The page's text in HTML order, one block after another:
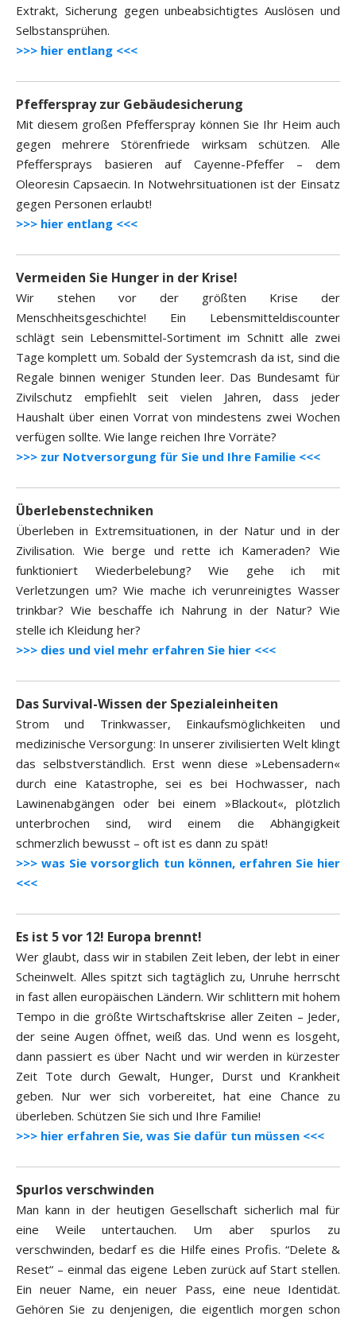
Extrakt, Sicherung gegen unbeabsichtigtes Auslösen und
Selbstansprühen.
>>> hier entlang <<<
Pfefferspray zur Gebäudesicherung
Mit diesem großen Pfefferspray können Sie Ihr Heim auch
gegen mehrere Störenfriede wirksam schützen. Alle
Pfeffersprays basieren auf Cayenne-Pfeffer – dem
Oleoresin Capsaecin. In Notwehrsituationen ist der Einsatz
gegen Personen erlaubt!
>>> hier entlang <<<
Vermeiden Sie Hunger in der Krise!
Wir stehen vor der größten Krise der
Menschheitsgeschichte! Ein Lebensmitteldiscounter
schlägt sein Lebensmittel-Sortiment im Schnitt alle zwei
Tage komplett um. Sobald der Systemcrash da ist, sind die
Regale binnen weniger Stunden leer. Das Bundesamt für
Zivilschutz empfiehlt seit vielen Jahren, dass jeder
Haushalt über einen Vorrat von mindestens zwei Wochen
verfügen sollte. Wie lange reichen Ihre Vorräte?
>>> zur Notversorgung für Sie und Ihre Familie <<<
Überlebenstechniken
Überleben in Extremsituationen, in der Natur und in der
Zivilisation. Wie berge und rette ich Kameraden? Wie
funktioniert Wiederbelebung? Wie gehe ich mit
Verletzungen um? Wie mache ich verunreinigtes Wasser
trinkbar? Wie beschaffe ich Nahrung in der Natur? Wie
stelle ich Kleidung her?
>>> dies und viel mehr erfahren Sie hier <<<
Das Survival-Wissen der Spezialeinheiten
Strom und Trinkwasser, Einkaufsmöglichkeiten und
medizinische Versorgung: In unserer zivilisierten Welt klingt
das selbstverständlich. Erst wenn diese »Lebensadern«
durch eine Katastrophe, sei es bei Hochwasser, nach
Lawinenabgängen oder bei einem »Blackout«, plötzlich
unterbrochen sind, wird einem die Abhängigkeit
schmerzlich bewusst – oft ist es dann zu spät!
>>> was Sie vorsorglich tun können, erfahren Sie hier
<<<
Es ist 5 vor 12! Europa brennt!
Wer glaubt, dass wir in stabilen Zeit leben, der lebt in einer
Scheinwelt. Alles spitzt sich tagtäglich zu, Unruhe herrscht
in fast allen europäischen Ländern. Wir schlittern mit hohem
Tempo in die größte Wirtschaftskrise aller Zeiten – Jeder,
der seine Augen öffnet, weiß das. Und wenn es losgeht,
dann passiert es über Nacht und wir werden in kürzester
Zeit Tote durch Gewalt, Hunger, Durst und Krankheit
geben. Nur wer sich vorbereitet, hat eine Chance zu
überleben. Schützen Sie sich und Ihre Familie!
>>> hier erfahren Sie, was Sie dafür tun müssen <<<
Spurlos verschwinden
Man kann in der heutigen Gesellschaft sicherlich mal für
eine Weile untertauchen. Um aber spurlos zu
verschwinden, bedarf es die Hilfe eines Profis. “Delete &
Reset“ – einmal das eigene Leben zurück auf Start stellen.
Ein neuer Name, ein neuer Pass, eine neue Identidät.
Gehören Sie zu denjenigen, die eigentlich morgen schon